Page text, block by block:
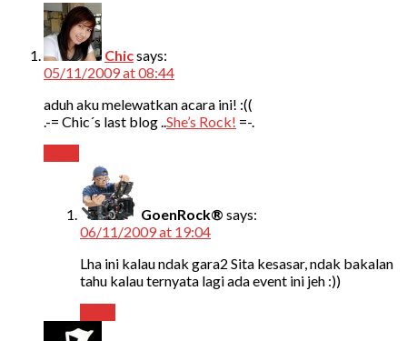
Chicsays:
05/11/2009 at 08:44
aduh aku melewatkan acara ini! :((
.-= Chic´s last blog ..She’s Rock! =-.
GoenRock® says:
06/11/2009 at 19:04
Lha ini kalau ndak gara2 Sita kesasar, ndak bakalan
tahu kalau ternyata lagi ada event ini jeh :))